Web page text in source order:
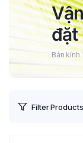
đặt
Bán kính
Filter Products